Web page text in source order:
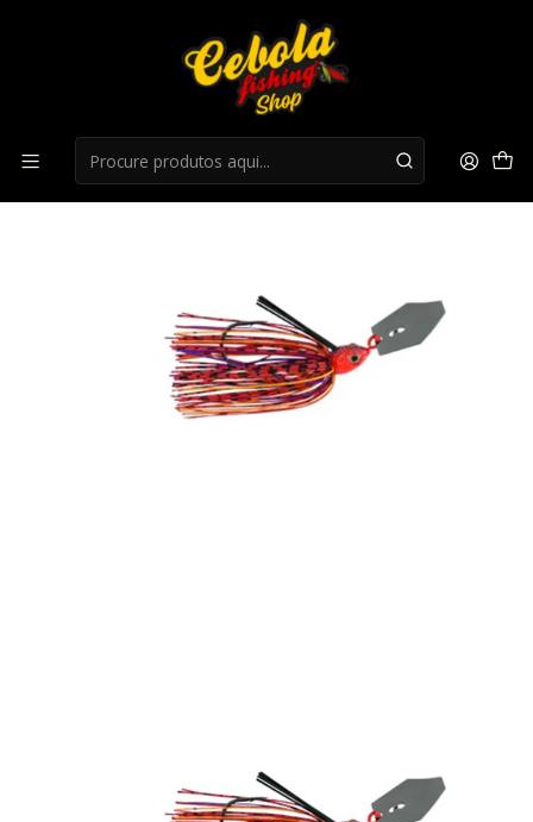
Chatterbaits
Amostra Herakles Amphibio Chatterbait 5/8oz